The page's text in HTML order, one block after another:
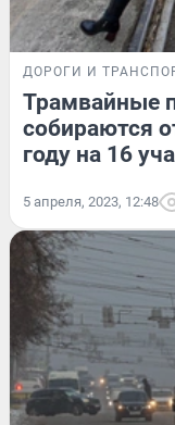
ДОРОГИ И
Трамвайные
собираются
году на 16
5 апреля, 2023, 12:48